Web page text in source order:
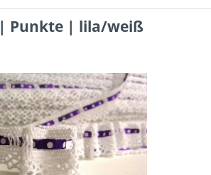
Punkte | lila/weiß